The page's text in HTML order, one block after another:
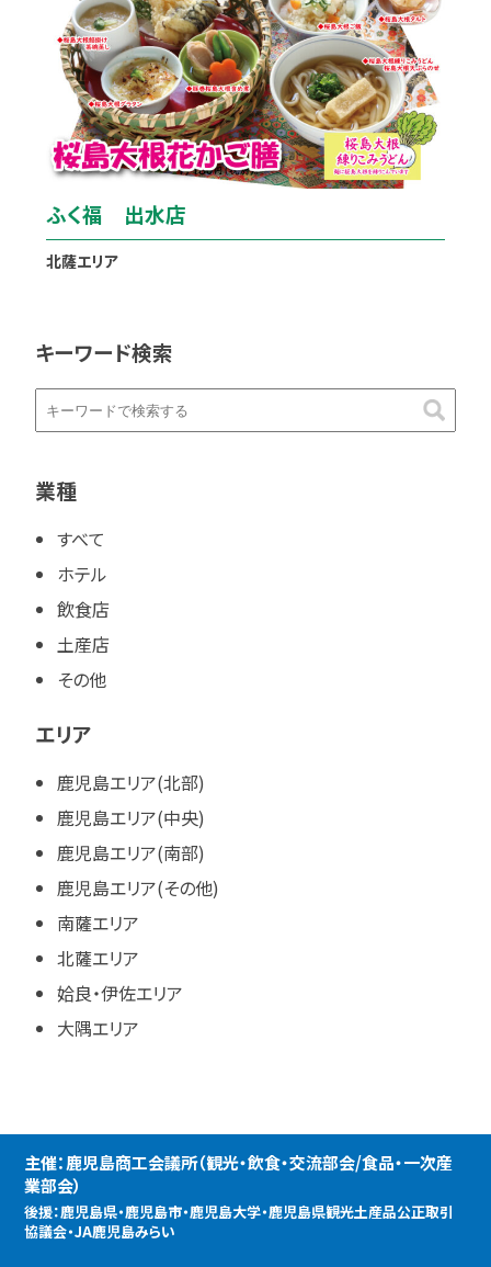
ふく福 出水店
北薩エリア
キーワード検索
業種
すべて
ホテル
飲食店
土産店
その他
エリア
鹿児島エリア(北部)
鹿児島エリア(中央)
鹿児島エリア(南部)
鹿児島エリア(その他)
南薩エリア
北薩エリア
姶良・伊佐エリア
大隅エリア
主催：鹿児島商工会議所（観光・飲食・交流部会/食品・一次産
業部会）
後援：鹿児島県・鹿児島市・鹿児島大学・鹿児島県観光土産品公正取引
協議会・JA鹿児島みらい